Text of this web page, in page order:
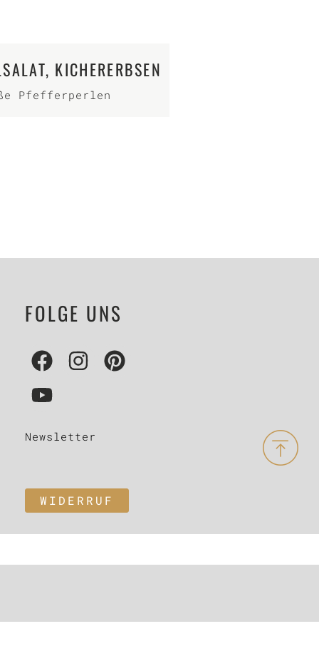
KICHERERBSEN
Pfefferperlen
FOLGE UNS
Newsletter
WIDERRUF